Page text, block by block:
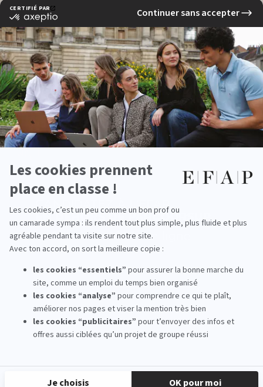
› Personal branding
› Communication interpersonnelle
› Projet Voltaire
Événéments pédagogiques
› Masterclasses
› Creative Experience
› Atelier 100% pub
› Com' Factory
​› IA Lab Day et RSE Lab Day
Stage découverte de 2 mois
Année 2
Année 3
Année 5
En savoir plus sur le programme de l'EFAP
EN CE MOMENT À L'EFAP